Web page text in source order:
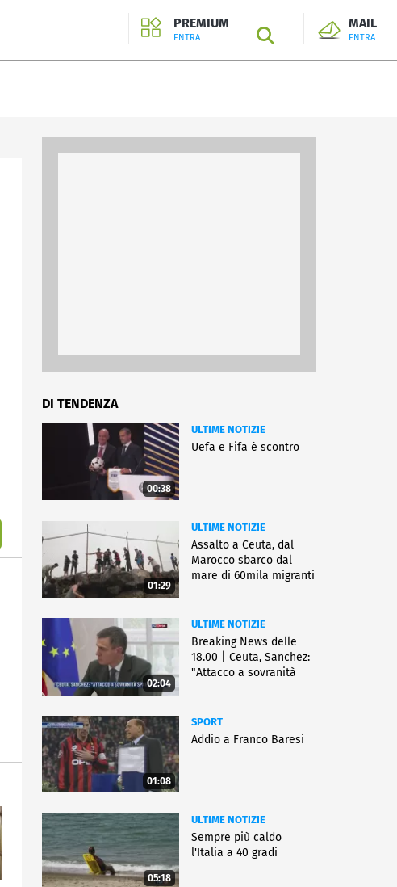
PREMIUM
ENTRA SEARCH
MAIL
ENTRA
DI TENDENZA
00:38
ULTIME NOTIZIE
Uefa e Fifa è scontro
01:29
ULTIME NOTIZIE
Assalto a Ceuta, dal
Marocco sbarco dal
mare di 60mila migranti
02:04
ULTIME NOTIZIE
Breaking News delle
18.00 | Ceuta, Sanchez:
"Attacco a sovranità
01:08
SPORT
Addio a Franco Baresi
05:18
ULTIME NOTIZIE
Sempre più caldo
l'Italia a 40 gradi